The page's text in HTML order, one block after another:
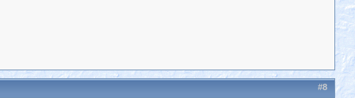
#8